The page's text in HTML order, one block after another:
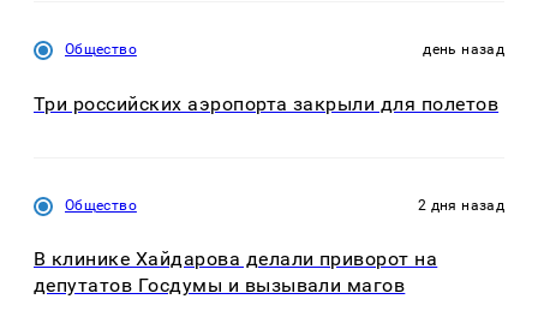
Общество день назад
Три российских аэропорта закрыли для полетов
Общество 2 дня назад
В клинике Хайдарова делали приворот на
депутатов Госдумы и вызывали магов